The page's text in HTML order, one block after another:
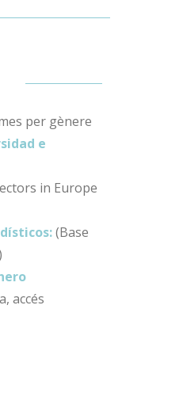
per gènere
e
in Europe
(Base
accés